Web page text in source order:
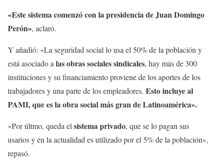
«Este sistema comenzó con la presidencia de Juan Domingo
Perón», aclaró.
Y añadió: «La seguridad social lo usa el 50% de la población y
está asociado a las obras sociales sindicales, hay más de 300
instituciones y su financiamiento proviene de los aportes de los
trabajadores y una parte de los empleadores. Esto incluye al
PAMI, que es la obra social más gran de Latinoamérica».
«Por últmo, queda el sistema privado, que se lo pagan sus
usarios y en la actualidad es utilizado por el 5% de la población»,
repasó.